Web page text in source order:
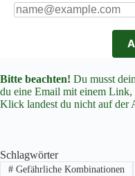
Bitte beachten! Du musst
du eine Email mit einem Link,
Klick landest du nicht auf der
Schlagwörter
#Gefährliche Kombinationen